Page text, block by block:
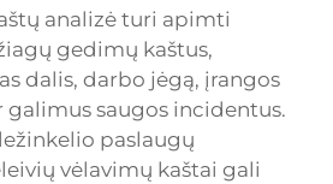
analizė turi apimti
gedimų kaštus,
dalis, darbo jėgą, įrangos
galimus saugos incidentus.
paslaugų
vėlavimų kaštai gali